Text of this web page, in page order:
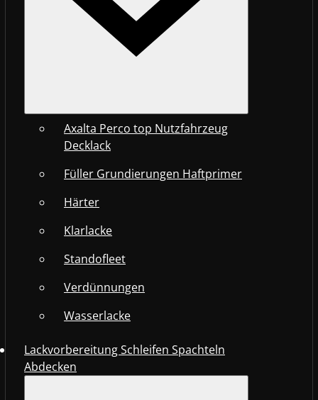
Axalta Perco top Nutzfahrzeug
Decklack
Füller Grundierungen Haftprimer
Härter
Klarlacke
Standofleet
Verdünnungen
Wasserlacke
Lackvorbereitung Schleifen Spachteln
Abdecken